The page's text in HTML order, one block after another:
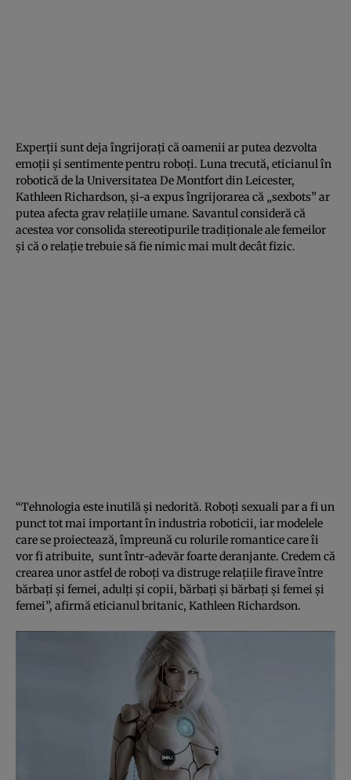
Experţii sunt deja îngrijoraţi că oamenii ar putea dezvolta
emoţii şi sentimente pentru roboţi. Luna trecută, eticianul în
robotică de la Universitatea De Montfort din Leicester,
Kathleen Richardson, şi-a expus îngrijorarea că „sexbots” ar
putea afecta grav relaţiile umane. Savantul consideră că
acestea vor consolida stereotipurile tradiţionale ale femeilor
şi că o relaţie trebuie să fie nimic mai mult decât fizic.
“Tehnologia este inutilă şi nedorită. Roboţi sexuali par a fi un
punct tot mai important în industria roboticii, iar modelele
care se proiectează, împreună cu rolurile romantice care îi
vor fi atribuite, sunt într-adevăr foarte deranjante. Credem că
crearea unor astfel de roboţi va distruge relaţiile firave între
bărbaţi şi femei, adulţi şi copii, bărbaţi şi bărbaţi şi femei şi
femei”, afirmă eticianul britanic, Kathleen Richardson.